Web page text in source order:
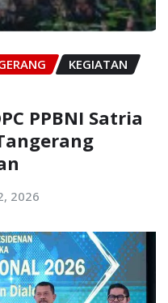
KEGIATAN
PPBNI Satria
2026